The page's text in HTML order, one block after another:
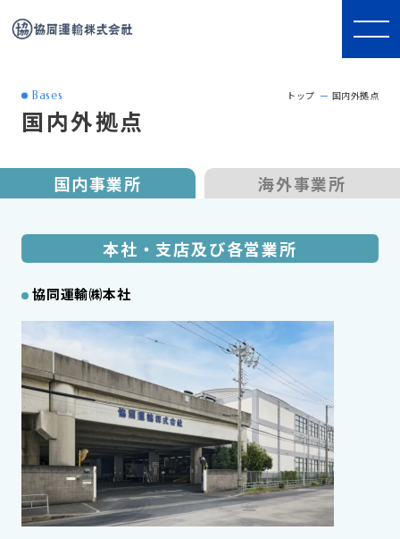
Bases
国内外拠点
トップ 国内外拠点
国内事業所 海外事業所
本社・支店及び各営業所
協同運輸㈱本社